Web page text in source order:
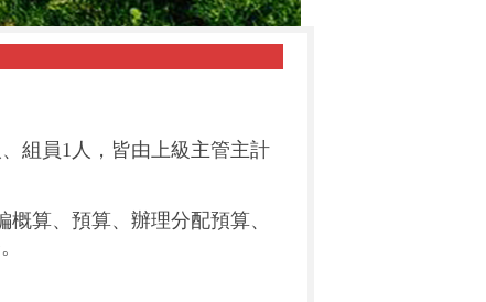
組員1 人，皆由上級主管主計
概算、預算、辦理分配預算、